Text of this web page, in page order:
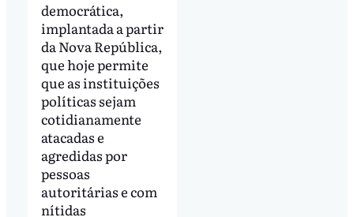
democrática,
implantada a partir
da Nova República,
que hoje permite
que as instituições
políticas sejam
cotidianamente
atacadas e
agredidas por
pessoas
autoritárias e com
nítidas